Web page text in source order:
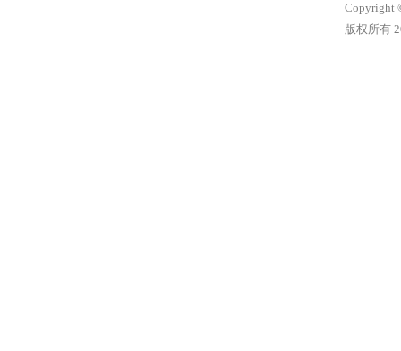
Copyright
版权所有